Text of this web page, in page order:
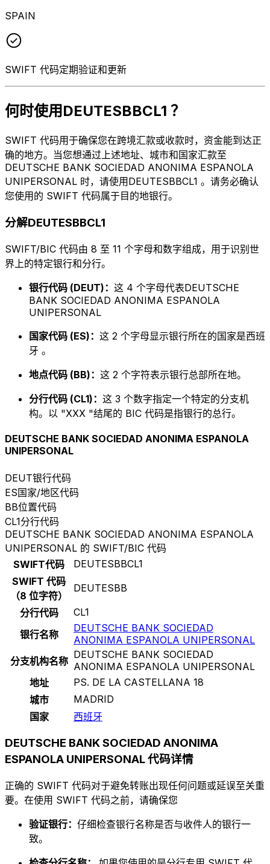
SPAIN
SWIFT 代码定期验证和更新
何时使用DEUTESBBCL1 ？
SWIFT 代码用于确保您在跨境汇款或收款时，资金能到达正
确的地方。当您想通过上述地址、城市和国家汇款至
DEUTSCHE BANK SOCIEDAD ANONIMA ESPANOLA
UNIPERSONAL 时，请使用DEUTESBBCL1 。请务必确认
您使用的 SWIFT 代码属于目的地银行。
分解DEUTESBBCL1
SWIFT/BIC 代码由 8 至 11 个字母和数字组成，用于识别世
界上的特定银行和分行。
银行代码 (DEUT)： 这 4 个字母代表DEUTSCHE
BANK SOCIEDAD ANONIMA ESPANOLA
UNIPERSONAL
国家代码 (ES)： 这 2 个字母显示银行所在的国家是西班
牙 。
地点代码 (BB)： 这 2 个字符表示银行总部所在地。
分行代码 (CL1)： 这 3 个数字指定一个特定的分支机
构。以 "XXX "结尾的 BIC 代码是指银行的总行。
DEUTSCHE BANK SOCIEDAD ANONIMA ESPANOLA
UNIPERSONAL
DEUT银行代码
ES国家/地区代码
BB位置代码
CL1分行代码
DEUTSCHE BANK SOCIEDAD ANONIMA ESPANOLA
UNIPERSONAL 的 SWIFT/BIC 代码
SWIFT代码
DEUTESBBCL1
SWIFT 代码
（8 位字符）
DEUTESBB
分行代码
CL1
银行名称
DEUTSCHE BANK SOCIEDAD
ANONIMA ESPANOLA UNIPERSONAL
分支机构名称
DEUTSCHE BANK SOCIEDAD
ANONIMA ESPANOLA UNIPERSONAL
地址
PS. DE LA CASTELLANA 18
城市
MADRID
国家
西班牙
DEUTSCHE BANK SOCIEDAD ANONIMA
ESPANOLA UNIPERSONAL 代码详情
正确的 SWIFT 代码对于避免转账出现任何问题或延误至关重
要。在使用 SWIFT 代码之前，请确保您
验证银行： 仔细检查银行名称是否与收件人的银行一
致。